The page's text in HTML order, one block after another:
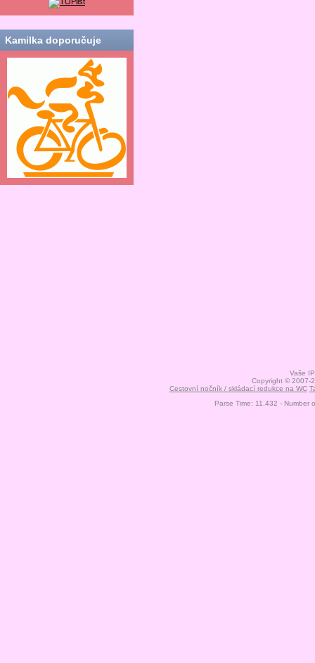
Kamilka doporučuje
Vaše
Copyright © 2007-
Cestovní nočník / skládací redukce na WC
Parse Time: 11.432 - Number